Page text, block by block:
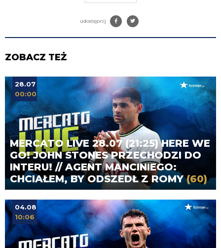
udostępnij
ZOBACZ TEŻ
MERCATO LIVE 28.07 (21:25) HERE WE
GO! JOHN STONES PRZECHODZI DO
INTERU! // AGENT MANCINIEGO:
CHCIAŁEM, BY ODSZEDŁ Z ROMY(60)
28.07
00:00
04.08
10:06